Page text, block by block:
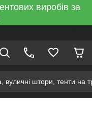
виробів за
вуличні штори, тенти на